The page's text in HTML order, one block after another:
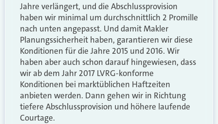
Jahre verlängert, und die Abschlussprovision
haben wir minimal um durchschnittlich 2 Promille
nach unten angepasst. Und damit Makler
Planungssicherheit haben, garantieren wir diese
Konditionen für die Jahre 2015 und 2016. Wir
haben aber auch schon darauf hingewiesen, dass
wir ab dem Jahr 2017 LVRG-konforme
Konditionen bei marktüblichen Haftzeiten
anbieten werden. Dann gehen wir in Richtung
tiefere Abschlussprovision und höhere laufende
Courtage.